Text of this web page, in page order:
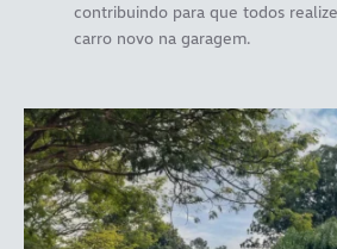
contribuindo para que todos
carro novo na garagem.